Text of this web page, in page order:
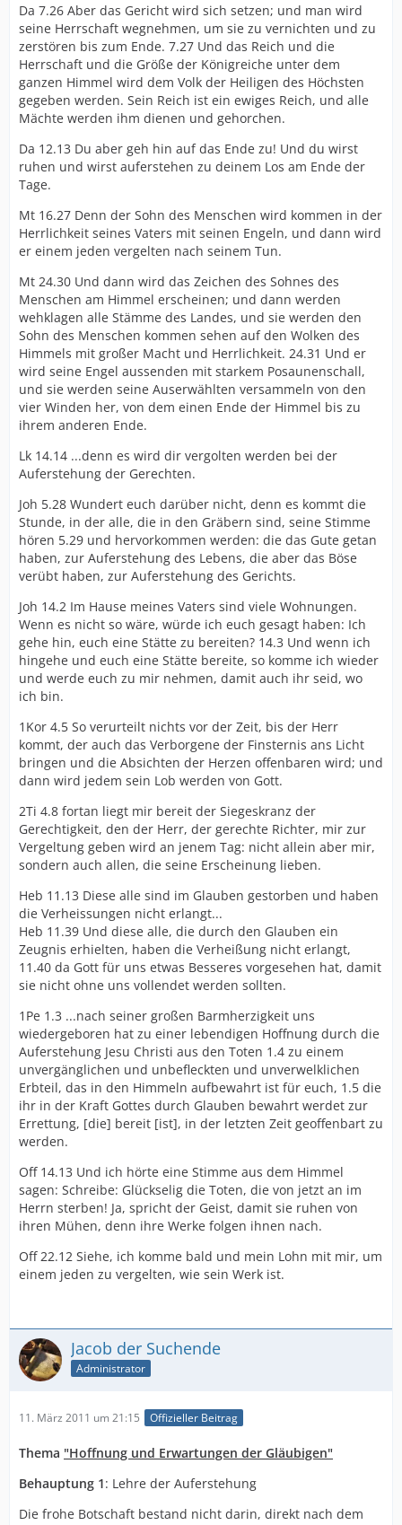
Da 7.26 Aber das Gericht wird sich setzen; und man wird
seine Herrschaft wegnehmen, um sie zu vernichten und zu
zerstören bis zum Ende. 7.27 Und das Reich und die
Herrschaft und die Größe der Königreiche unter dem
ganzen Himmel wird dem Volk der Heiligen des Höchsten
gegeben werden. Sein Reich ist ein ewiges Reich, und alle
Mächte werden ihm dienen und gehorchen.
Da 12.13 Du aber geh hin auf das Ende zu! Und du wirst
ruhen und wirst auferstehen zu deinem Los am Ende der
Tage.
Mt 16.27 Denn der Sohn des Menschen wird kommen in der
Herrlichkeit seines Vaters mit seinen Engeln, und dann wird
er einem jeden vergelten nach seinem Tun.
Mt 24.30 Und dann wird das Zeichen des Sohnes des
Menschen am Himmel erscheinen; und dann werden
wehklagen alle Stämme des Landes, und sie werden den
Sohn des Menschen kommen sehen auf den Wolken des
Himmels mit großer Macht und Herrlichkeit. 24.31 Und er
wird seine Engel aussenden mit starkem Posaunenschall,
und sie werden seine Auserwählten versammeln von den
vier Winden her, von dem einen Ende der Himmel bis zu
ihrem anderen Ende.
Lk 14.14 ...denn es wird dir vergolten werden bei der
Auferstehung der Gerechten.
Joh 5.28 Wundert euch darüber nicht, denn es kommt die
Stunde, in der alle, die in den Gräbern sind, seine Stimme
hören 5.29 und hervorkommen werden: die das Gute getan
haben, zur Auferstehung des Lebens, die aber das Böse
verübt haben, zur Auferstehung des Gerichts.
Joh 14.2 Im Hause meines Vaters sind viele Wohnungen.
Wenn es nicht so wäre, würde ich euch gesagt haben: Ich
gehe hin, euch eine Stätte zu bereiten? 14.3 Und wenn ich
hingehe und euch eine Stätte bereite, so komme ich wieder
und werde euch zu mir nehmen, damit auch ihr seid, wo
ich bin.
1Kor 4.5 So verurteilt nichts vor der Zeit, bis der Herr
kommt, der auch das Verborgene der Finsternis ans Licht
bringen und die Absichten der Herzen offenbaren wird; und
dann wird jedem sein Lob werden von Gott.
2Ti 4.8 fortan liegt mir bereit der Siegeskranz der
Gerechtigkeit, den der Herr, der gerechte Richter, mir zur
Vergeltung geben wird an jenem Tag: nicht allein aber mir,
sondern auch allen, die seine Erscheinung lieben.
Heb 11.13 Diese alle sind im Glauben gestorben und haben
die Verheissungen nicht erlangt...
Heb 11.39 Und diese alle, die durch den Glauben ein
Zeugnis erhielten, haben die Verheißung nicht erlangt,
11.40 da Gott für uns etwas Besseres vorgesehen hat, damit
sie nicht ohne uns vollendet werden sollten.
1Pe 1.3 ...nach seiner großen Barmherzigkeit uns
wiedergeboren hat zu einer lebendigen Hoffnung durch die
Auferstehung Jesu Christi aus den Toten 1.4 zu einem
unvergänglichen und unbefleckten und unverwelklichen
Erbteil, das in den Himmeln aufbewahrt ist für euch, 1.5 die
ihr in der Kraft Gottes durch Glauben bewahrt werdet zur
Errettung, [die] bereit [ist], in der letzten Zeit geoffenbart zu
werden.
Off 14.13 Und ich hörte eine Stimme aus dem Himmel
sagen: Schreibe: Glückselig die Toten, die von jetzt an im
Herrn sterben! Ja, spricht der Geist, damit sie ruhen von
ihren Mühen, denn ihre Werke folgen ihnen nach.
Off 22.12 Siehe, ich komme bald und mein Lohn mit mir, um
einem jeden zu vergelten, wie sein Werk ist.
Jacob der Suchende
Administrator
11. März 2011 um 21:15 Offizieller Beitrag
Thema "Hoffnung und Erwartungen der Gläubigen"
Behauptung 1: Lehre der Auferstehung
Die frohe Botschaft bestand nicht darin, direkt nach dem